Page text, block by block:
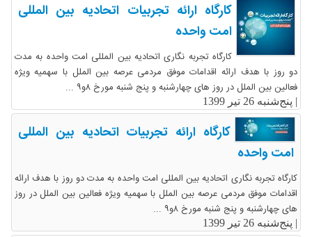
کارگاه ارائه تجربیات اتحادیه بین المللی
امت واحده
کارگاه تجربه نگاری اتحادیه بین المللی امت واحده به مدت
دو روز با هدف ارائه اقدامات موفق مردمی عرصه بین الملل با سهمیه ویژه
فعالین بین الملل در روز های چهارشنبه و پنج شنبه مورخ ۸و۹ ...
| پنج‌شنبه 26 تیر 1399
کارگاه ارائه تجربیات اتحادیه بین المللی
امت واحده
کارگاه تجربه نگاری اتحادیه بین المللی امت واحده به مدت دو روز با هدف ارائه
اقدامات موفق مردمی عرصه بین الملل با سهمیه ویژه فعالین بین الملل در روز
های چهارشنبه و پنج شنبه مورخ ۸و۹ ...
| پنج‌شنبه 26 تیر 1399